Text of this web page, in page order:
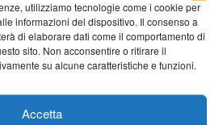
utilizziamo tecnologie come i cookie per
informazioni del dispositivo. Il consenso a
di elaborare dati come il comportamento di
sito. Non acconsentire o ritirare il
su alcune caratteristiche e funzioni.
Accetta
G V S
D
1
2
6 7 8
9
13 14 15
16
20